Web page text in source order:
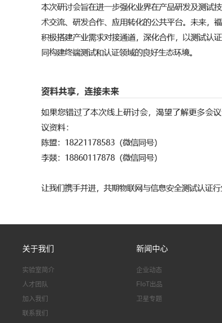
关于我们
实验室简介
人才团队
加入我们
联系我们
新闻中心
企业动态
FIoT出品
卫星专题